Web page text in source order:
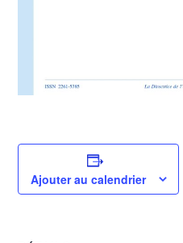
Ajouter au calendrier